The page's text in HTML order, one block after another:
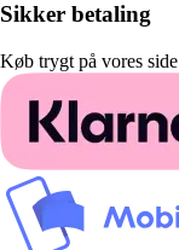
Sikker betaling
Køb trygt på vores side